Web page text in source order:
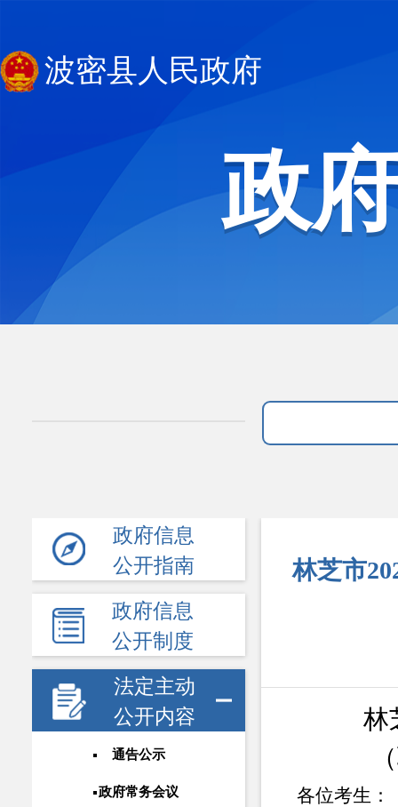
波密县人民政府
政
政府信息
公开指南
政府信息
公开制度
法定主动
公开内容
通告公示
政府常务会议
林芝市
林
各位考生：